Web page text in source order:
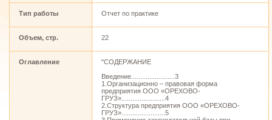
Тип работы Отчет по практике
Объем, стр. 22
Оглавление
"СОДЕРЖАНИЕ
Введение........................3
1.Организационно – правовая форма
предприятия ООО «ОРЕХОВО-
ГРУЗ»........................4
2.Структура предприятия ООО «ОРЕХОВО-
ГРУЗ»........................5